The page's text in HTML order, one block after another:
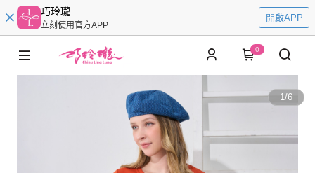
巧玲瓏
立刻使用官方APP
開啟APP
0
1/6